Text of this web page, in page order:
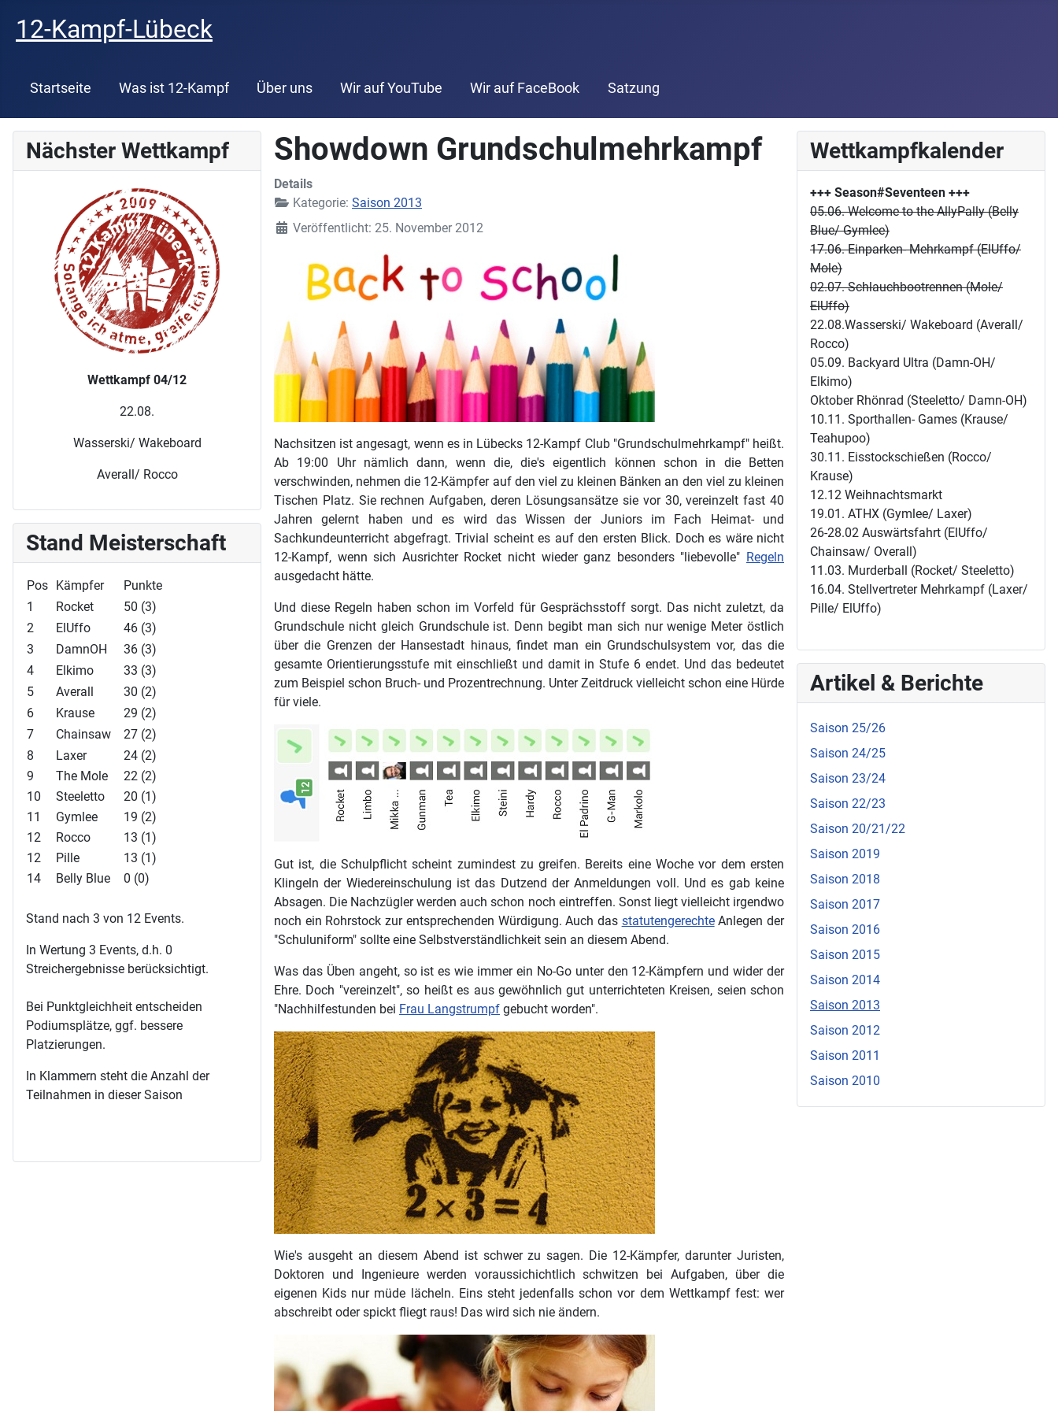
12-Kampf-Lübeck
Startseite Was ist 12-Kampf Über uns Wir auf YouTube Wir auf FaceBook Satzung
Nächster Wettkampf
Wettkampf 04/12
22.08.
Wasserski/ Wakeboard
Averall/ Rocco
Stand Meisterschaft
Pos Kämpfer
Punkte
1
Rocket
50 (3)
2
ElUffo
46 (3)
3
DamnOH
36 (3)
4
Elkimo
33 (3)
5
Averall
30 (2)
6
Krause
29 (2)
7
Chainsaw
27 (2)
8
Laxer
24 (2)
9
The Mole
22 (2)
10
Steeletto
20 (1)
11
Gymlee
19 (2)
12
Rocco
13 (1)
12
Pille
13 (1)
14
Belly Blue 0 (0)
Stand nach 3 von 12 Events.
In Wertung 3 Events, d.h. 0
Streichergebnisse berücksichtigt.
Bei Punktgleichheit entscheiden
Podiumsplätze, ggf. bessere
Platzierungen.
In Klammern steht die Anzahl der
Teilnahmen in dieser Saison
Showdown Grundschulmehrkampf
Details
Kategorie: Saison 2013
Veröffentlicht: 25. November 2012
Nachsitzen ist angesagt, wenn es in Lübecks 12-Kampf Club "Grundschulmehrkampf" heißt.
Ab 19:00 Uhr nämlich dann, wenn die, die's eigentlich können schon in die Betten
verschwinden, nehmen die 12-Kämpfer auf den viel zu kleinen Bänken an den viel zu kleinen
Tischen Platz. Sie rechnen Aufgaben, deren Lösungsansätze sie vor 30, vereinzelt fast 40
Jahren gelernt haben und es wird das Wissen der Juniors im Fach Heimat- und
Sachkundeunterricht abgefragt. Trivial scheint es auf den ersten Blick. Doch es wäre nicht
12-Kampf, wenn sich Ausrichter Rocket nicht wieder ganz besonders "liebevolle" Regeln
ausgedacht hätte.
Und diese Regeln haben schon im Vorfeld für Gesprächsstoff sorgt. Das nicht zuletzt, da
Grundschule nicht gleich Grundschule ist. Denn begibt man sich nur wenige Meter östlich
über die Grenzen der Hansestadt hinaus, findet man ein Grundschulsystem vor, das die
gesamte Orientierungsstufe mit einschließt und damit in Stufe 6 endet. Und das bedeutet
zum Beispiel schon Bruch- und Prozentrechnung. Unter Zeitdruck vielleicht schon eine Hürde
für viele.
Gut ist, die Schulpflicht scheint zumindest zu greifen. Bereits eine Woche vor dem ersten
Klingeln der Wiedereinschulung ist das Dutzend der Anmeldungen voll. Und es gab keine
Absagen. Die Nachzügler werden auch schon noch eintreffen. Sonst liegt vielleicht irgendwo
noch ein Rohrstock zur entsprechenden Würdigung. Auch das statutengerechteAnlegen der
"Schuluniform" sollte eine Selbstverständlichkeit sein an diesem Abend.
Was das Üben angeht, so ist es wie immer ein No-Go unter den 12-Kämpfern und wider der
Ehre. Doch "vereinzelt", so heißt es aus gewöhnlich gut unterrichteten Kreisen, seien schon
"Nachhilfestunden bei Frau Langstrumpf gebucht worden".
Wie's ausgeht an diesem Abend ist schwer zu sagen. Die 12-Kämpfer, darunter Juristen,
Doktoren und Ingenieure werden voraussichichtlich schwitzen bei Aufgaben, über die
eigenen Kids nur müde lächeln. Eins steht jedenfalls schon vor dem Wettkampf fest: wer
abschreibt oder spickt fliegt raus! Das wird sich nie ändern.
Wettkampfkalender
+++ Season#Seventeen +++
05.06. Welcome to the AllyPally (Belly
Blue/ Gymlee)
17.06. Einparken- Mehrkampf (ElUffo/
Mole)
02.07. Schlauchbootrennen (Mole/
ElUffo)
22.08.Wasserski/ Wakeboard (Averall/
Rocco)
05.09. Backyard Ultra (Damn-OH/
Elkimo)
Oktober Rhönrad (Steeletto/ Damn-OH)
10.11. Sporthallen- Games (Krause/
Teahupoo)
30.11. Eisstockschießen (Rocco/
Krause)
12.12 Weihnachtsmarkt
19.01. ATHX (Gymlee/ Laxer)
26-28.02 Auswärtsfahrt (ElUffo/
Chainsaw/ Overall)
11.03. Murderball (Rocket/ Steeletto)
16.04. Stellvertreter Mehrkampf (Laxer/
Pille/ ElUffo)
Artikel & Berichte
Saison 25/26
Saison 24/25
Saison 23/24
Saison 22/23
Saison 20/21/22
Saison 2019
Saison 2018
Saison 2017
Saison 2016
Saison 2015
Saison 2014
Saison 2013
Saison 2012
Saison 2011
Saison 2010